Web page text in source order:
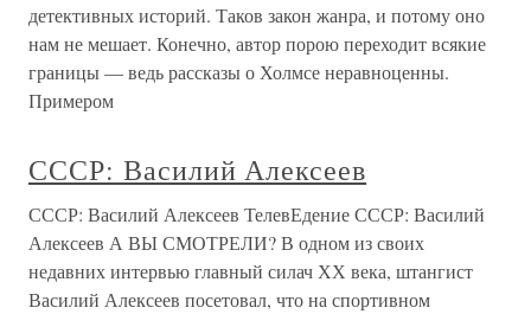
детективных историй. Таков закон жанра, и потому оно
нам не мешает. Конечно, автор порою переходит всякие
границы — ведь рассказы о Холмсе неравноценны.
Примером
СССР: Василий Алексеев
СССР: Василий Алексеев ТелевЕдение СССР: Василий
Алексеев А ВЫ СМОТРЕЛИ? В одном из своих
недавних интервью главный силач ХХ века, штангист
Василий Алексеев посетовал, что на спортивном